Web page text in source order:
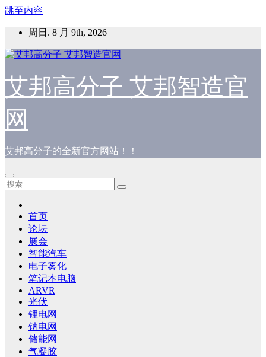
跳至内容
周日. 8 月 9th, 2026
艾邦高分子 艾邦智造官
网
艾邦高分子的全新官方网站！！
首页
论坛
展会
智能汽车
电子雾化
笔记本电脑
ARVR
光伏
锂电网
钠电网
储能网
气凝胶